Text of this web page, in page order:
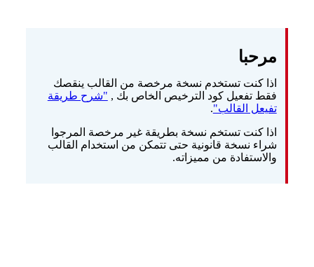
مرحبا
اذا كنت تستخدم نسخة مرخصة من القالب ينقصك
فقط تفعيل كود الترخيص الخاص بك , "شرح طريقة
تفيعل القالب".
اذا كنت تستخم نسخة بطريقة غير مرخصة المرجوا
شراء نسخة قانونية حتى تتمكن من استخدام القالب
والاستفادة من مميزاته.